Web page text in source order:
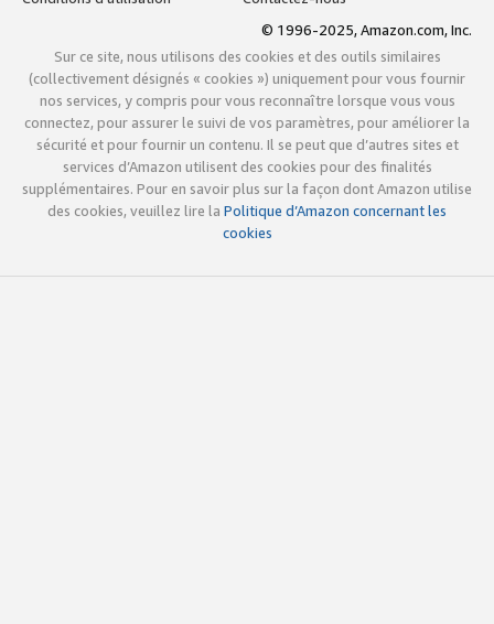
© 1996-2025, Amazon.com, Inc.
Sur ce site, nous utilisons des cookies et des outils similaires
(collectivement désignés « cookies ») uniquement pour vous fournir
nos services, y compris pour vous reconnaître lorsque vous vous
connectez, pour assurer le suivi de vos paramètres, pour améliorer la
sécurité et pour fournir un contenu. Il se peut que d’autres sites et
services d’Amazon utilisent des cookies pour des finalités
supplémentaires. Pour en savoir plus sur la façon dont Amazon utilise
des cookies, veuillez lire la Politique d’Amazon concernant les
cookies